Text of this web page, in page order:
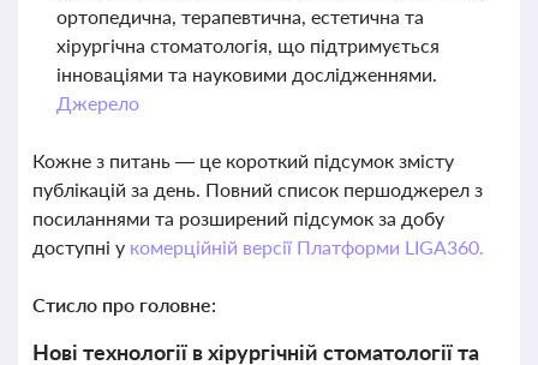
ортопедична, терапевтична, естетична та
хірургічна стоматологія, що підтримується
інноваціями та науковими дослідженнями.
Джерело
Кожне з питань — це короткий підсумок змісту
публікацій за день. Повний список першоджерел з
посиланнями та розширений підсумок за добу
доступні у комерційній версії Платформи LIGA360.
Стисло про головне:
Нові технології в хірургічній стоматології та